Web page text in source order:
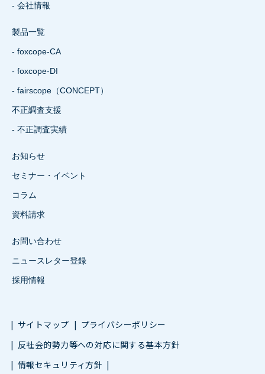
- 会社情報
製品一覧
- foxcope-CA
- foxcope-DI
- fairscope（CONCEPT）
不正調査支援
- 不正調査実績
お知らせ
セミナー・イベント
コラム
資料請求
お問い合わせ
ニュースレター登録
採用情報
サイトマップ
プライバシーポリシー
反社会的勢力等への対応に関する基本方針
情報セキュリティ方針